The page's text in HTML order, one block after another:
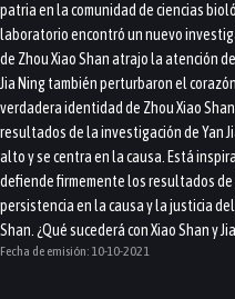
patria en la comunidad de ciencias
laboratorio encontró un nuevo
de Zhou Xiao Shan atrajo la atención
Jia Ning también perturbaron el
verdadera identidad de Zhou Xiao
resultados de la investigación de Yan
alto y se centra en la causa. Está
defiende firmemente los resultados
persistencia en la causa y la justicia
Shan. ¿Qué sucederá con Xiao Shan y
Fecha de emisión: 10-10-2021